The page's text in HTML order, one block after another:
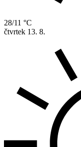
28/11 °C
čtvrtek 13. 8.